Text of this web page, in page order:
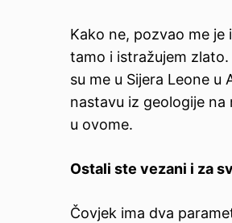
Kako ne, pozvao me je
tamo i istražujem
su me u Sijera Leone
nastavu iz geologije
u ovome.
Ostali ste vezani i za
Čovjek ima dva